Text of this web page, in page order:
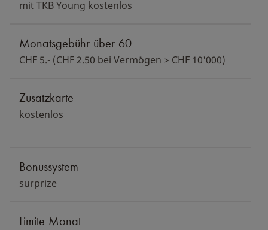
mit TKB Young kostenlos
Monatsgebühr über 60
CHF 5.- (CHF 2.50 bei Vermögen > CHF 10'000)
Zusatzkarte
kostenlos
Bonussystem
surprize
Limite Monat